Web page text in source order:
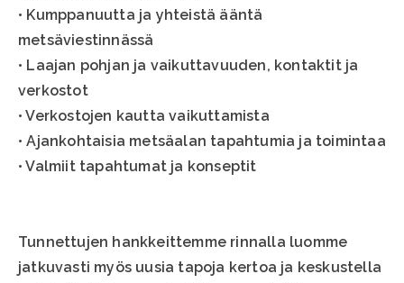
• Kumppanuutta ja yhteistä ääntä
metsäviestinnässä
• Laajan pohjan ja vaikuttavuuden, kontaktit ja
verkostot
• Verkostojen kautta vaikuttamista
• Ajankohtaisia metsäalan tapahtumia ja toimintaa
• Valmiit tapahtumat ja konseptit
Tunnettujen hankkeittemme rinnalla luomme
jatkuvasti myös uusia tapoja kertoa ja keskustella